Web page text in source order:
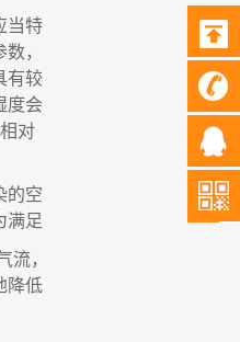
当特
数，
有较
度会
相对
的空
满足
流 ，
降低